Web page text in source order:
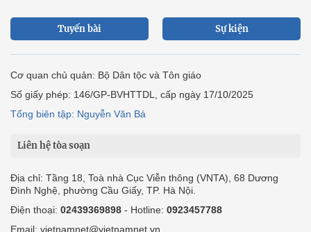
Tuyến bài Sự kiện
Cơ quan chủ quản: Bộ Dân tộc và Tôn giáo
Số giấy phép: 146/GP-BVHTTDL, cấp ngày 17/10/2025
Tổng biên tập: Nguyễn Văn Bá
Liên hệ tòa soạn
Địa chỉ: Tầng 18, Toà nhà Cục Viễn thông (VNTA), 68 Dương
Đình Nghệ, phường Cầu Giấy, TP. Hà Nội.
Điện thoại: 02439369898 - Hotline: 0923457788
Email: vietnamnet@vietnamnet.vn